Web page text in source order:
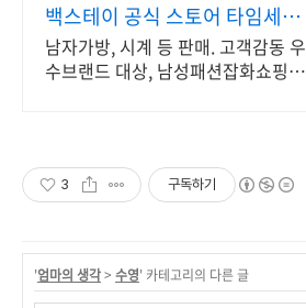
백스테이 공식 스토어 타임세일
중 최대 79%할인!
남자가방, 시계 등 판매. 고객감동 우
수브랜드 대상, 남성패션잡화쇼핑몰
3 구독하기
'엄마의 생각> 수영' 카테고리의 다른 글